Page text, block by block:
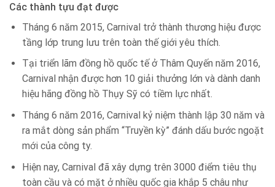
Các thành tựu đạt được
Tháng 6 năm 2015, Carnival trở thành thương hiệu được
tầng lớp trung lưu trên toàn thế giới yêu thích.
Tại triển lãm đồng hồ quốc tế ở Thâm Quyến năm 2016,
Carnival nhận được hơn 10 giải thưởng lớn và dành danh
hiệu hãng đồng hồ Thụy Sỹ có tiềm lực nhất.
Tháng 6 năm 2016, Carnival kỷ niệm thành lập 30 năm và
ra mắt dòng sản phẩm “Truyền kỳ” đánh dấu bước ngoặt
mới của công ty.
Hiện nay, Carnival đã xây dựng trên 3000 điểm tiêu thụ
toàn cầu và có mặt ở nhiều quốc gia khắp 5 châu như